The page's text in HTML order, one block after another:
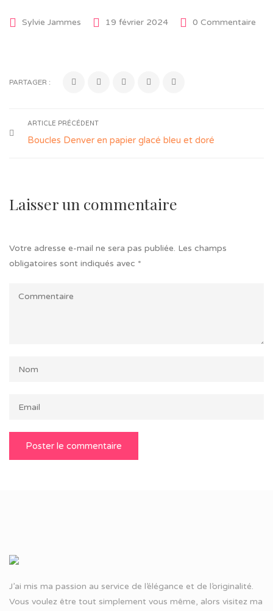
Sylvie Jammes 19 février 2024 0 Commentaire
PARTAGER :
ARTICLE PRÉCÉDENT
Boucles Denver en papier glacé bleu et doré
Laisser un commentaire
Votre adresse e-mail ne sera pas publiée. Les champs
obligatoires sont indiqués avec *
J’ai mis ma passion au service de l’élégance et de l’originalité.
Vous voulez être tout simplement vous même, alors visitez ma